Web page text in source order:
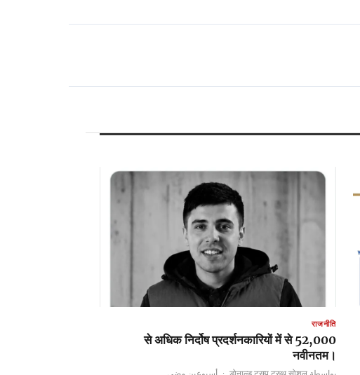
राजनीति
52,000 से अधिक निर्दोष प्रदर्शनकारियों में से
नवीनतम।